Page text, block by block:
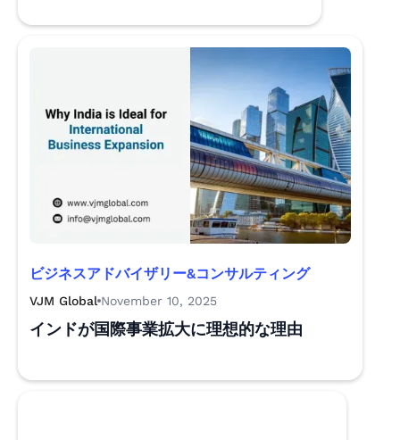
ビジネスアドバイザリー&コンサルティング
VJM Global November 10, 2025
インドが国際事業拡大に理想的な理由